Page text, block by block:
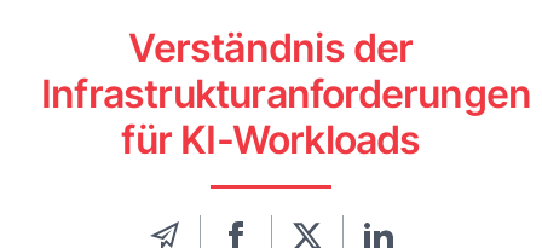
Verständnis der
Infrastrukturanforderungen
für KI-Workloads